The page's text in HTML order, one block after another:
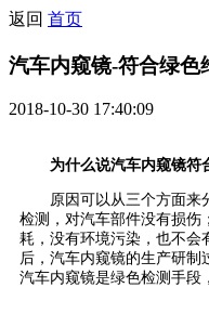
返回 首页
汽车内窥镜-符合绿色
2018-10-30 17:40:09
为什么说汽车内窥镜符
原因可以从三个方面来
检测，对汽车部件没有损伤
耗，没有环境污染，也不会
后，汽车内窥镜的生产研制
汽车内窥镜是绿色检测手段